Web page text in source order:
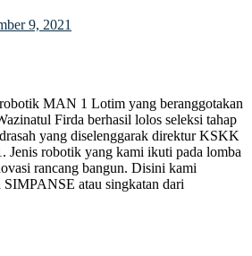
9, 2021
MAN 1 Lotim yang beranggotakan
Firda berhasil lolos seleksi tahap
yang diselenggarak direktur KSKK
Jenis robotik yang kami ikuti pada lomba
rancang bangun. Disini kami
SIMPANSE atau singkatan dari